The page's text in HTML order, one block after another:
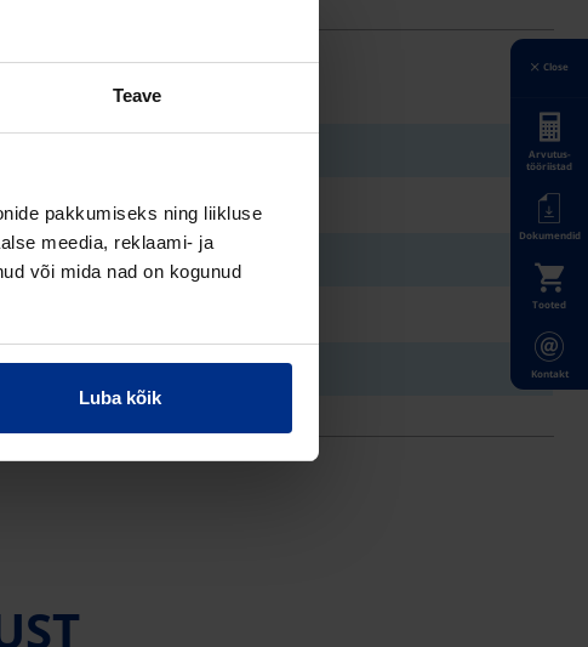
Teave
pakkumiseks ning liikluse
meedia, reklaami- ja
või mida nad on kogunud
Luba kõik
Close
Arvutus-
tööriistad
Dokumendid
Tooted
Kontakt